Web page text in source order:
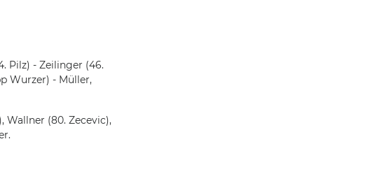
Pilz) - Zeilinger (46.
Wurzer) - Müller,
Wallner (80. Zecevic),